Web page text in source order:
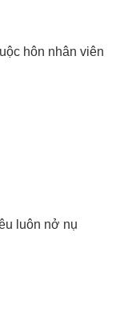
hôn nhân viên
luôn nở nụ